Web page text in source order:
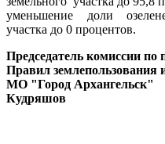
уменьшение доли
участка до 0 процентов.
Председатель комиссии по
Правил землепользования
МО "Город Архангельск"
Кудряшов